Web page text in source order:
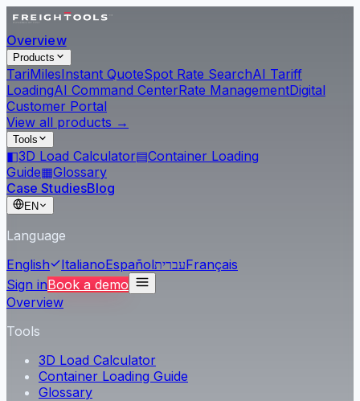
Overview
Products
TariMilesInstant QuoteSpot Rate SearchAI Tariff
LoadingAI Command CenterRate ManagementDigital
Customer Portal
View all products →
Tools
◧3D Load Calculator▤Container Loading
Guide▦Glossary
Case StudiesBlog
EN
Language
English
ItalianoEspañolעבריתFrançais
Sign inBook a demo
Overview
Tools
3D Load Calculator
Container Loading Guide
Glossary